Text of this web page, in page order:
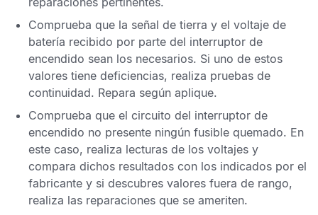
Comprueba que la señal de tierra y el voltaje de
batería recibido por parte del interruptor de
encendido sean los necesarios. Si uno de estos
valores tiene deficiencias, realiza pruebas de
continuidad. Repara según aplique.
Comprueba que el circuito del interruptor de
encendido no presente ningún fusible quemado. En
este caso, realiza lecturas de los voltajes y
compara dichos resultados con los indicados por el
fabricante y si descubres valores fuera de rango,
realiza las reparaciones que se ameriten.